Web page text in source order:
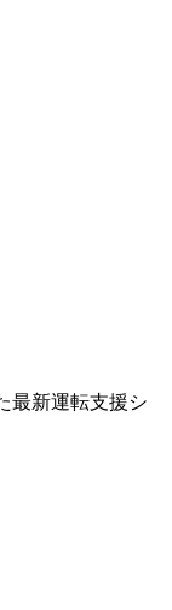
最新運転支援シ